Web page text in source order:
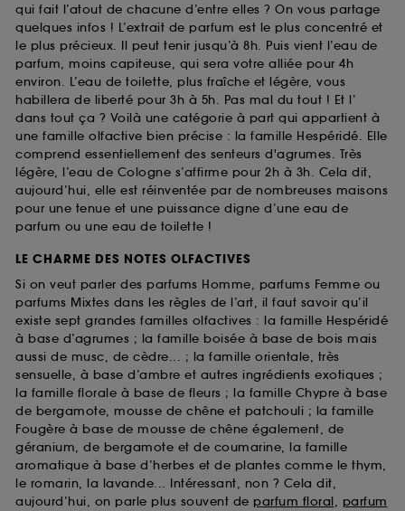
qui fait l’atout de chacune d’entre elles ? On vous partage
quelques infos ! L’extrait de parfum est le plus concentré et
le plus précieux. Il peut tenir jusqu’à 8h. Puis vient l’eau de
parfum, moins capiteuse, qui sera votre alliée pour 4h
environ. L’eau de toilette, plus fraîche et légère, vous
habillera de liberté pour 3h à 5h. Pas mal du tout ! Et l’
dans tout ça ? Voilà une catégorie à part qui appartient à
une famille olfactive bien précise : la famille Hespéridé. Elle
comprend essentiellement des senteurs d'agrumes. Très
légère, l’eau de Cologne s’affirme pour 2h à 3h. Cela dit,
aujourd’hui, elle est réinventée par de nombreuses maisons
pour une tenue et une puissance digne d’une eau de
parfum ou une eau de toilette !
LE CHARME DES NOTES OLFACTIVES
Si on veut parler des parfums Homme, parfums Femme ou
parfums Mixtes dans les règles de l’art, il faut savoir qu’il
existe sept grandes familles olfactives : la famille Hespéridé
à base d’agrumes ; la famille boisée à base de bois mais
aussi de musc, de cèdre... ; la famille orientale, très
sensuelle, à base d’ambre et autres ingrédients exotiques ;
la famille florale à base de fleurs ; la famille Chypre à base
de bergamote, mousse de chêne et patchouli ; la famille
Fougère à base de mousse de chêne également, de
géranium, de bergamote et de coumarine, la famille
aromatique à base d’herbes et de plantes comme le thym,
le romarin, la lavande... Intéressant, non ? Cela dit,
aujourd’hui, on parle plus souvent de parfum floral, parfum